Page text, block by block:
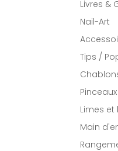
Livres &
Nail-Art
Tips /
Pinceaux
Limes et
Main